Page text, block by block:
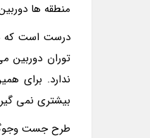
منطقه ها
توران دوربین
ندارد. برای
بیشتری نمی
طرح جست